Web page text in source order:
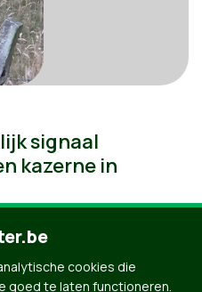
signaal
kazerne in
cookies die
goed te laten functioneren.